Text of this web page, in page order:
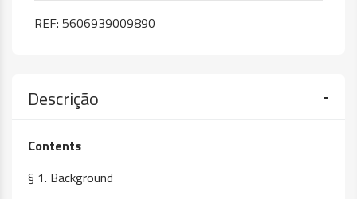
REF: 5606939009890
Descrição
Contents
§ 1. Background